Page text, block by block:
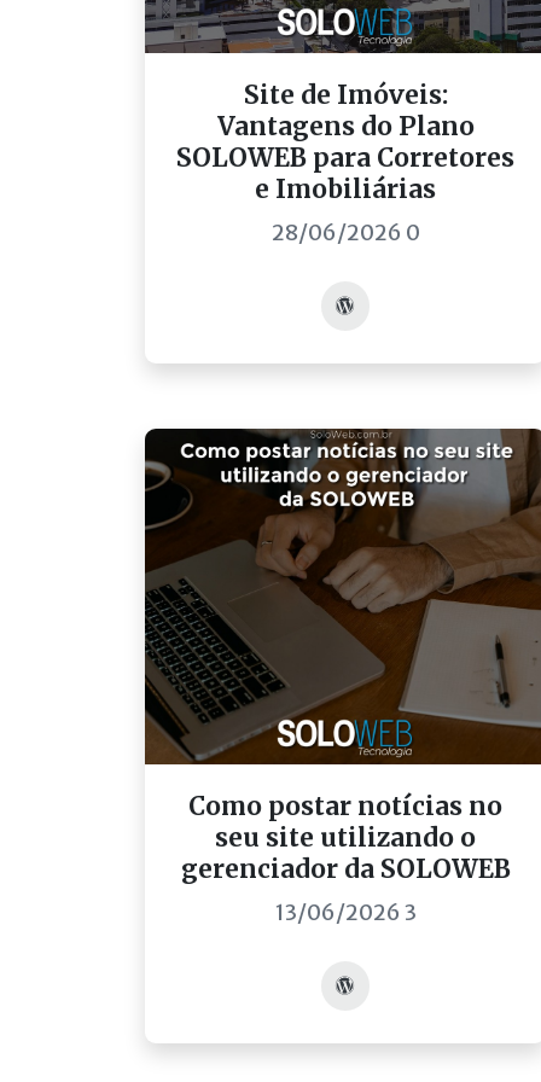
Site de Imóveis:
Vantagens do Plano
SOLOWEB para Corretores
e Imobiliárias
28/06/2026 0
Acessar post
Como postar notícias no
seu site utilizando o
gerenciador da SOLOWEB
13/06/2026 3
Acessar post